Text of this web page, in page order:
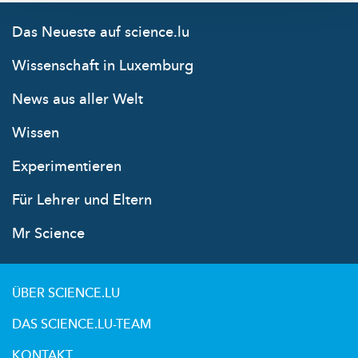
Das Neueste auf science.lu
Wissenschaft in Luxemburg
News aus aller Welt
Wissen
Experimentieren
Für Lehrer und Eltern
Mr Science
ÜBER SCIENCE.LU
DAS SCIENCE.LU-TEAM